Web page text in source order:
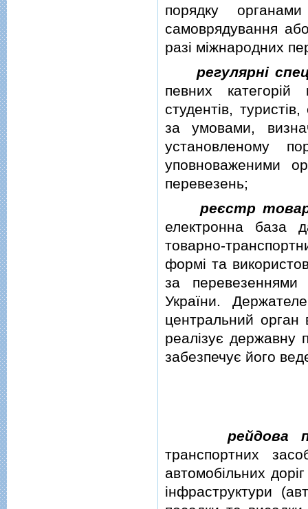
порядку
самоврядування
разi мiжнародних
регулярнi
певних категорiй
студентiв,
за умовами,
установленому
уповноваженими
перевезень;
реєстр
електронна база
товарно-
формi та
за перевезеннями
України.
центральний орган
реалiзує державну
забезпечує його
рейдова
транспортних
автомобiльних
iнфраструктури